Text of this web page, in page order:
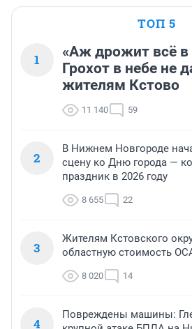
ТОП 5
1
«Аж дрожит всё в
Грохот в небе не
жителям Кстово
11 140 59
2
В Нижнем Новгороде
сцену ко Дню города —
праздник в 2026 году
8 655 22
3
Жителям Кстовского
областную стоимость
8 020 14
4
Повреждены машины: